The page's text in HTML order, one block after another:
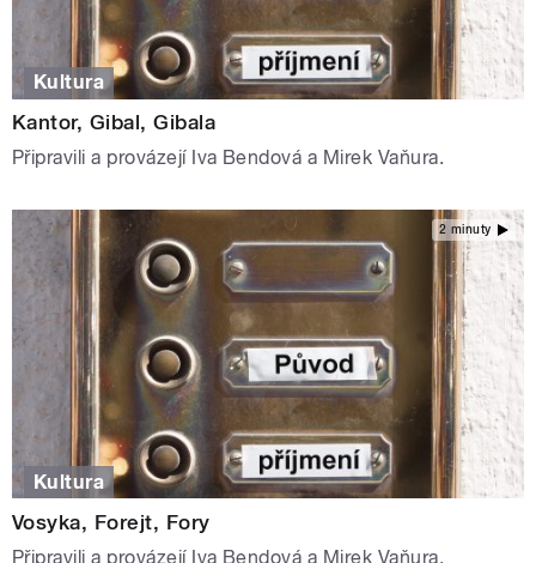
Kultura
Kantor, Gibal, Gibala
Připravili a provázejí Iva Bendová a Mirek Vaňura.
2 minuty
Kultura
Vosyka, Forejt, Fory
Připravili a provázejí Iva Bendová a Mirek Vaňura.